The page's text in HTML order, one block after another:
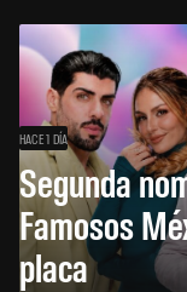
HACE 1 DÍA
Segunda
Famosos
placa